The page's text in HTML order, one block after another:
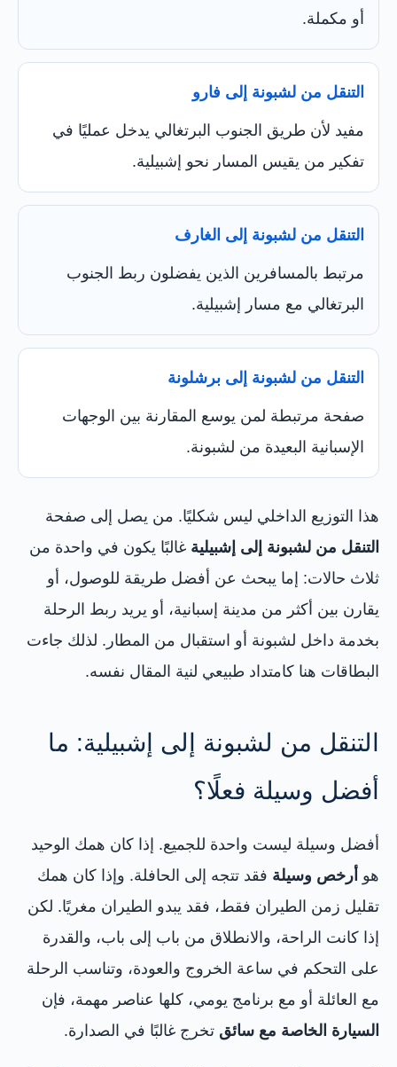
أو مكملة.
التنقل من لشبونة إلى فارو
مفيد لأن طريق الجنوب البرتغالي يدخل عمليًا في
تفكير من يقيس المسار نحو إشبيلية.
التنقل من لشبونة إلى الغارف
مرتبط بالمسافرين الذين يفضلون ربط الجنوب
البرتغالي مع مسار إشبيلية.
التنقل من لشبونة إلى برشلونة
صفحة مرتبطة لمن يوسع المقارنة بين الوجهات
الإسبانية البعيدة من لشبونة.
هذا التوزيع الداخلي ليس شكليًا. من يصل إلى صفحة
التنقل من لشبونة إلى إشبيلية غالبًا يكون في واحدة من
ثلاث حالات: إما يبحث عن أفضل طريقة للوصول، أو
يقارن بين أكثر من مدينة إسبانية، أو يريد ربط الرحلة
بخدمة داخل لشبونة أو استقبال من المطار. لذلك جاءت
البطاقات هنا كامتداد طبيعي لنية المقال نفسه.
التنقل من لشبونة إلى إشبيلية: ما
أفضل وسيلة فعلًا؟
أفضل وسيلة ليست واحدة للجميع. إذا كان همك الوحيد
هو أرخص وسيلة فقد تتجه إلى الحافلة. وإذا كان همك
تقليل زمن الطيران فقط، فقد يبدو الطيران مغريًا. لكن
إذا كانت الراحة، والانطلاق من باب إلى باب، والقدرة
على التحكم في ساعة الخروج والعودة، وتناسب الرحلة
مع العائلة أو مع برنامج يومي، كلها عناصر مهمة، فإن
السيارة الخاصة مع سائق تخرج غالبًا في الصدارة.